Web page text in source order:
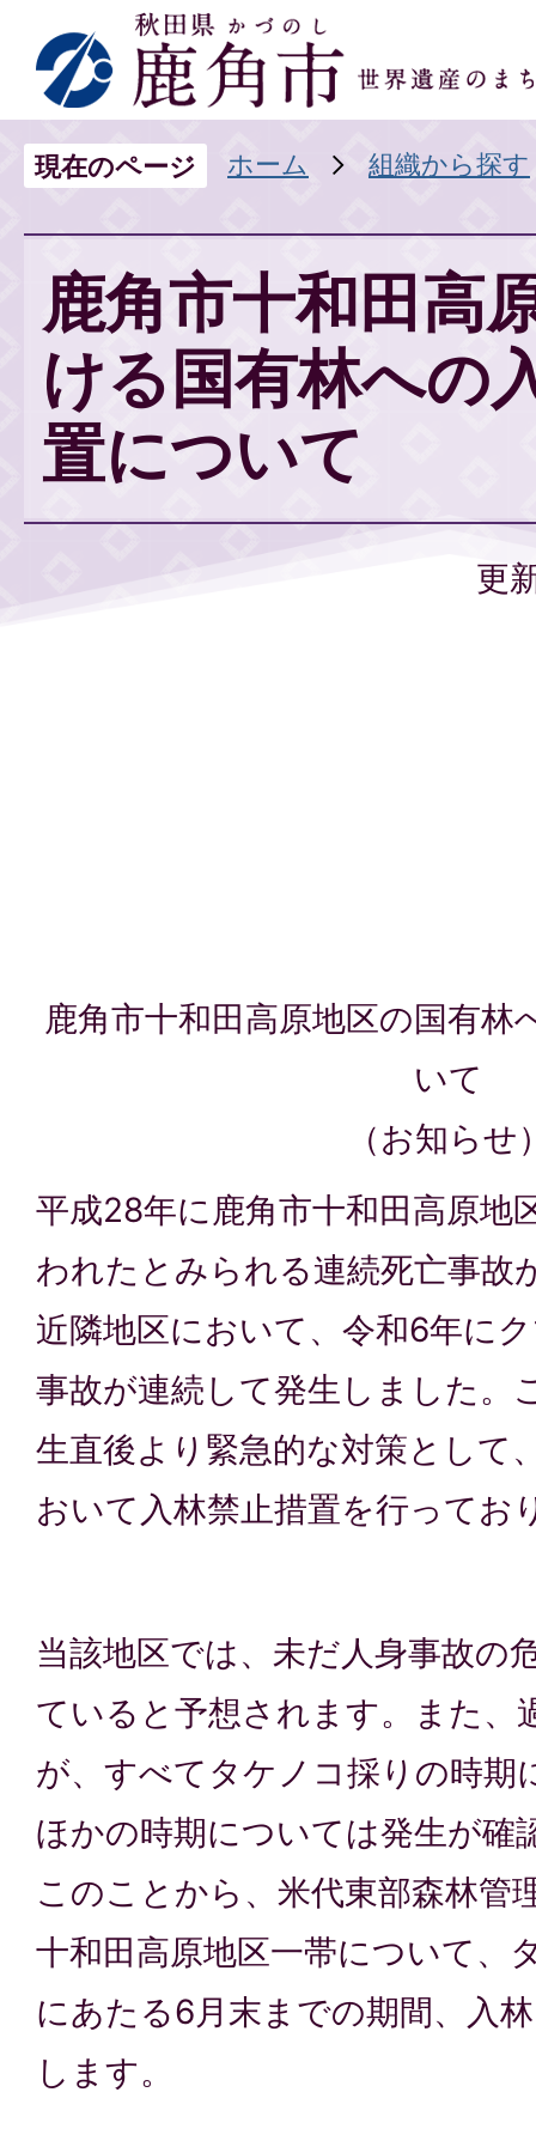
現在のページ ホーム 組織から探す
鹿角市十和田高
ける国有林への
置について
更
鹿角市十和田高原地区の国有林
いて
（お知らせ
平成28年に鹿角市十和田高原地
われたとみられる連続死亡事故
近隣地区において、令和6年に
事故が連続して発生しました。
生直後より緊急的な対策として
おいて入林禁止措置を行ってお
当該地区では、未だ人身事故の
ていると予想されます。また、
が、すべてタケノコ採りの時期
ほかの時期については発生が確
このことから、米代東部森林管
十和田高原地区一帯について、
にあたる6月末までの期間、入
します。